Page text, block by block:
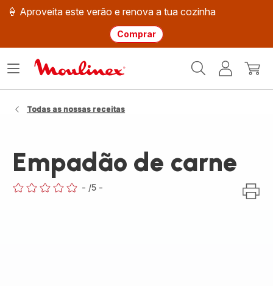
🍦 Aproveita este verão e renova a tua cozinha
Comprar
Moulinex
O
Abrir
Todas as nossas receitas
Empadão de carne
- /5 -